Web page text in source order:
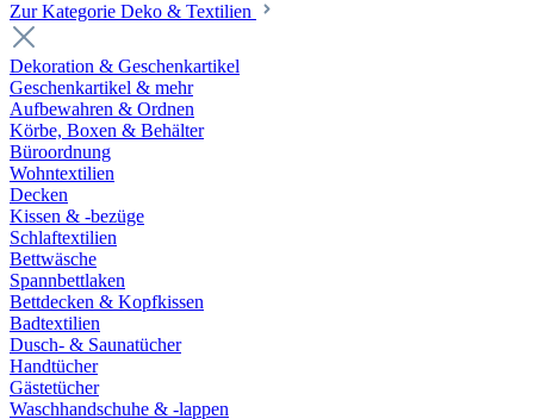
Zur Kategorie Deko & Textilien
Dekoration & Geschenkartikel
Geschenkartikel & mehr
Aufbewahren & Ordnen
Körbe, Boxen & Behälter
Büroordnung
Wohntextilien
Decken
Kissen & -bezüge
Schlaftextilien
Bettwäsche
Spannbettlaken
Bettdecken & Kopfkissen
Badtextilien
Dusch- & Saunatücher
Handtücher
Gästetücher
Waschhandschuhe & -lappen